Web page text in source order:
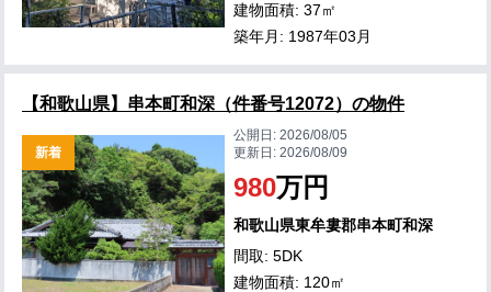
建物面積: 37㎡
築年月: 1987年03月
【和歌山県】串本町和深（件番号12072）の物件
新着
公開日:2026/08/05
更新日:2026/08/09
980万円
和歌山県東牟婁郡串本町和深
間取: 5DK
建物面積: 120㎡